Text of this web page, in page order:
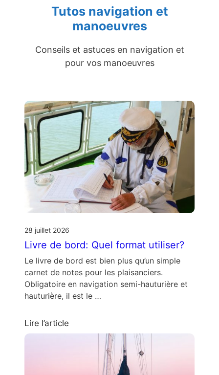
Tutos navigation et
manoeuvres
Conseils et astuces en navigation et
pour vos manoeuvres
28 juillet 2026
Livre de bord: Quel format utiliser?
Le livre de bord est bien plus qu’un simple
carnet de notes pour les plaisanciers.
Obligatoire en navigation semi-hauturière et
hauturière, il est le …
Lire l’article